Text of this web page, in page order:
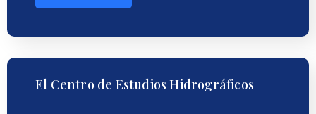
El Centro de Estudios Hidrográficos